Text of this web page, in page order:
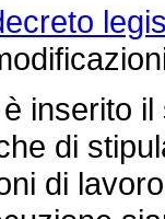
il
di
di